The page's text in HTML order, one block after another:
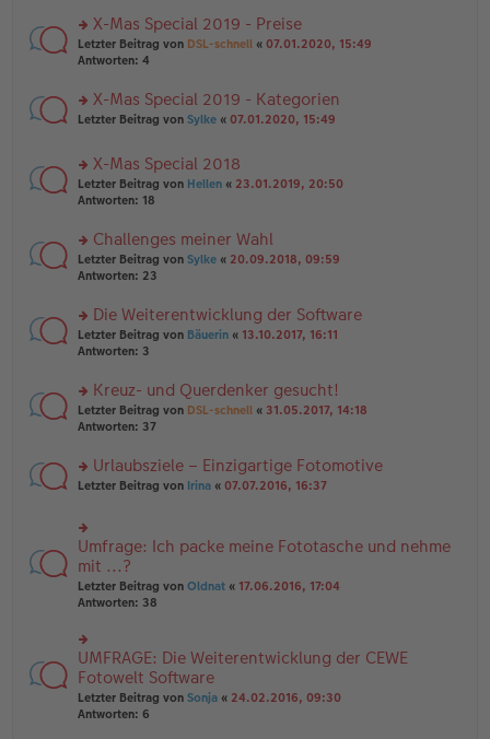
g
e
n
er
tr
a
n
g
el
e
n
ei
tr
a
rs
te
n
g
es
e
n
er
ei
tr
a
X-Mas Special 2019 - Preise
Letzter Beitrag von DSL-schnell « 07.01.2020, 15:49
Antworten: 4
rs
u
n
g
es
e
n
er
ei
tr
a
X-Mas Special 2019 - Kategorien
Letzter Beitrag von Sylke « 07.01.2020, 15:49
rs
te
n
g
el
e
n
er
tr
a
g
X-Mas Special 2018
Letzter Beitrag von Hellen « 23.01.2019, 20:50
Antworten: 18
rs
te
n
g
el
e
n
er
tr
a
Challenges meiner Wahl
Letzter Beitrag von Sylke « 20.09.2018, 09:59
Antworten: 23
rs
te
n
g
el
e
n
ei
tr
a
g
Die Weiterentwicklung der Software
Letzter Beitrag von Bäuerin « 13.10.2017, 16:11
Antworten: 3
rs
te
n
g
es
e
n
er
B
ei
a
g
Kreuz- und Querdenker gesucht!
Letzter Beitrag von DSL-schnell « 31.05.2017, 14:18
Antworten: 37
rs
u
n
g
el
es
n
er
B
ei
tr
a
Urlaubsziele – Einzigartige Fotomotive
Letzter Beitrag von Irina « 07.07.2016, 16:37
rs
te
r
u
n
el
es
e
n
er
Umfrage: Ich packe meine Fototasche und nehme
mit ...?
Letzter Beitrag von Oldnat « 17.06.2016, 17:04
Antworten: 38
rs
te
r
u
n
UMFRAGE: Die Weiterentwicklung der CEWE
Fotowelt Software
Letzter Beitrag von Sonja « 24.02.2016, 09:30
Antworten: 6